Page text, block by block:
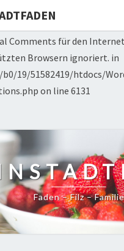
Funktion
Comments für den
Browsern ignoriert. in
19/51582419/htdocs/
on line 6131
Faden – Filz – Familie